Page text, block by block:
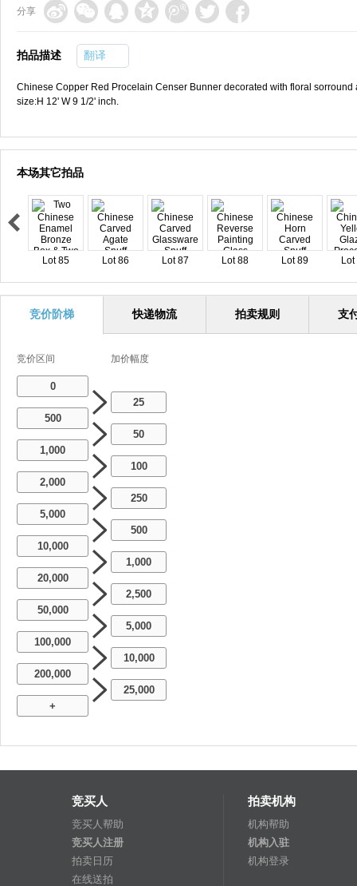
分享
拍品描述 翻译
Chinese Copper Red Procelain Censer Bunner decorated with floral
size:H 12' W 9 1/2' inch.
本场其它拍品
Lot 85 Lot 86 Lot 87 Lot 88 Lot 89
竞价阶梯 快递物流 拍卖规则 支
竞价区间 加价幅度
0
25
500
50
1,000
100
2,000
250
5,000
500
10,000
1,000
20,000
2,500
50,000
5,000
100,000
10,000
200,000
25,000
+
竞买人
竞买人帮助
竞买人注册
拍卖日历
在线送拍
拍卖机构
机构帮助
机构入驻
机构登录